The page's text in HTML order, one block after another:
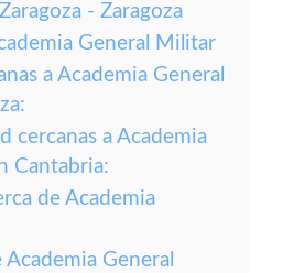
- Zaragoza
General Militar
a Academia General
cercanas a Academia
Cantabria:
de Academia
General